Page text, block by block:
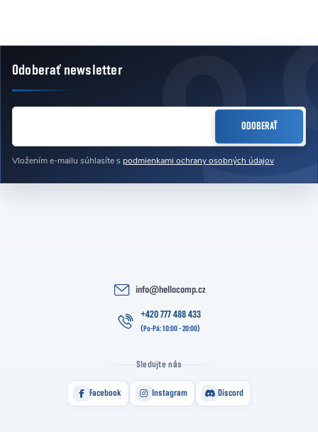
Zápätie
Odoberať newsletter
Vložením e-mailu súhlasíte s podmienkami ochrany osobných údajov
ODOBERAŤ
info@hellocomp.cz
+420 777 488 433
Sledujte nás
Facebook Instagram Discord